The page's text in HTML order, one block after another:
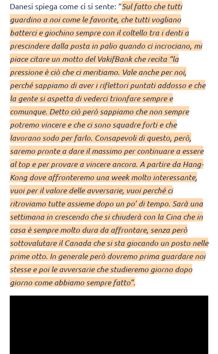
Danesi spiega come ci si sente: “Sul fatto che tutti
guardino a noi come le favorite, che tutti vogliano
batterci e giochino sempre con il coltello tra i denti a
prescindere dalla posta in palio quando ci incrociano, mi
piace citare un motto del VakifBank che recita “la
pressione è ciò che ci meritiamo. Vale anche per noi,
perché sappiamo di aver i riflettori puntati addosso e che
la gente si aspetta di vederci trionfare sempre e
comunque. Detto ciò però sappiamo che non sempre
potremo vincere e che ci sono squadre forti e che
lavorano sodo per farlo. Consapevoli di questo, però,
saremo pronte a dare il massimo per continuare a essere
al top e per provare a vincere ancora. A partire da Hang-
Kong dove affronteremo una week molto interessante,
vuoi per il valore delle avversarie, vuoi perché ci
ritroviamo tutte assieme dopo un po’ di tempo. Sarà una
settimana in crescendo che si chiuderà con la Cina che in
casa è sempre molto dura da affrontare, senza però
sottovalutare il Canada che si sta giocando un posto nelle
prime otto. In generale però dovremo prima guardare noi
stesse e poi le avversarie che studieremo giorno dopo
giorno come abbiamo sempre fatto”.